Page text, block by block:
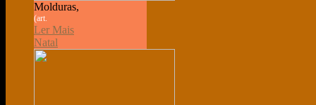
Molduras,
(art.
Ler Mais
Natal